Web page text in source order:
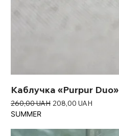
Каблучка «Purpur Duo»
Звичайна ціна
260,00 UAH За розпродажем
208,00 UAH
SUMMER